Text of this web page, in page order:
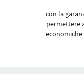
con la
permettere